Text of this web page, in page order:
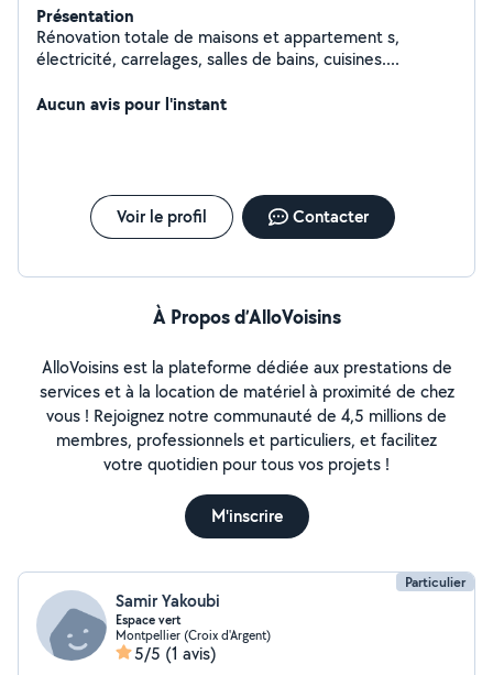
Présentation
Rénovation totale de maisons et appartement s,
électricité, carrelages, salles de bains, cuisines....
Aucun avis pour l'instant
Voir le profil Contacter
À Propos d’AlloVoisins
AlloVoisins est la plateforme dédiée aux prestations de
services et à la location de matériel à proximité de chez
vous ! Rejoignez notre communauté de 4,5 millions de
membres, professionnels et particuliers, et facilitez
votre quotidien pour tous vos projets !
M'inscrire
Particulier
Samir Yakoubi
Espace vert
Montpellier (Croix d'Argent)
5/5 (1 avis)